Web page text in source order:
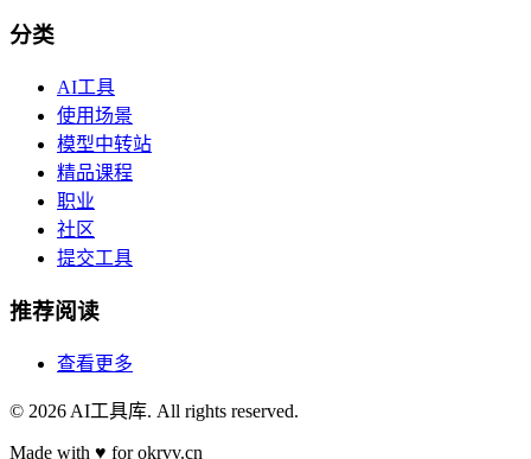
分类
AI工具
使用场景
模型中转站
精品课程
职业
社区
提交工具
推荐阅读
查看更多
© 2026 AI工具库. All rights reserved.
Made with ♥ for okrvv.cn